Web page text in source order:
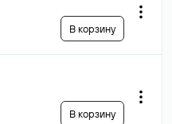
В корзину
В корзину